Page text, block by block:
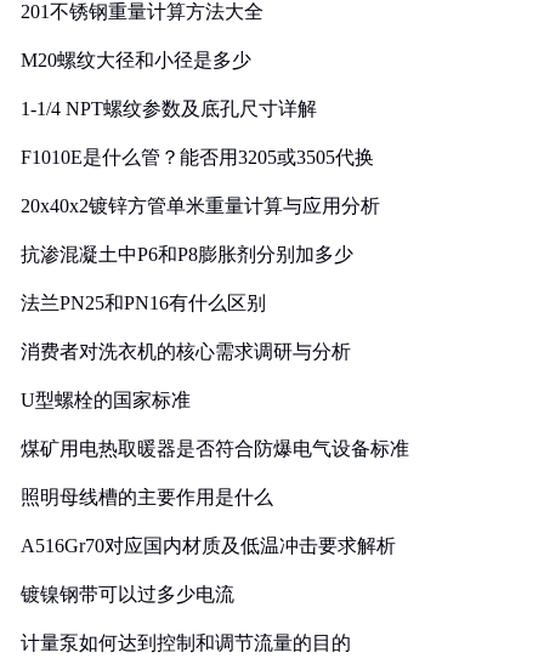
201不锈钢重量计算方法大全
M20螺纹大径和小径是多少
1-1/4 NPT螺纹参数及底孔尺寸详解
F1010E是什么管？能否用3205或3505代换
20x40x2镀锌方管单米重量计算与应用分析
抗渗混凝土中P6和P8膨胀剂分别加多少
法兰PN25和PN16有什么区别
消费者对洗衣机的核心需求调研与分析
U型螺栓的国家标准
煤矿用电热取暖器是否符合防爆电气设备标准
照明母线槽的主要作用是什么
A516Gr70对应国内材质及低温冲击要求解析
镀镍钢带可以过多少电流
计量泵如何达到控制和调节流量的目的